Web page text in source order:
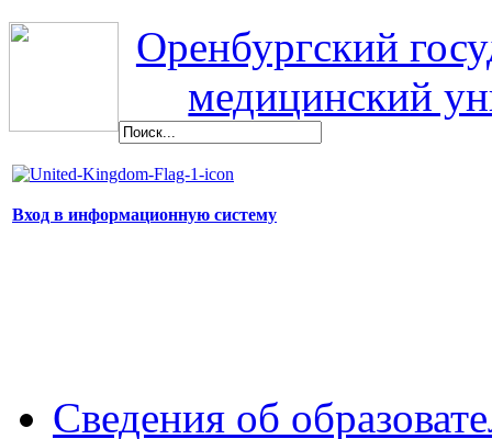
Оренбургский
медицинский
Вход в информационную систему
Сведения об